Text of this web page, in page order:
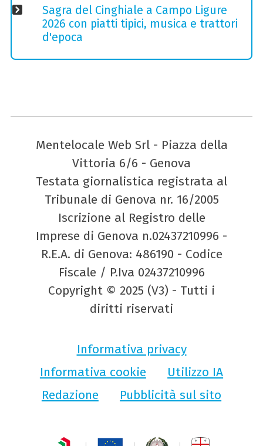
Sagra del Cinghiale a Campo Ligure
2026 con piatti tipici, musica e trattori
d'epoca
Mentelocale Web Srl - Piazza della
Vittoria 6/6 - Genova
Testata giornalistica registrata al
Tribunale di Genova nr. 16/2005
Iscrizione al Registro delle
Imprese di Genova n.02437210996 -
R.E.A. di Genova: 486190 - Codice
Fiscale / P.Iva 02437210996
Copyright © 2025 (V3) - Tutti i
diritti riservati
Informativa privacy
Informativa cookie
Utilizzo IA
Redazione
Pubblicità sul sito